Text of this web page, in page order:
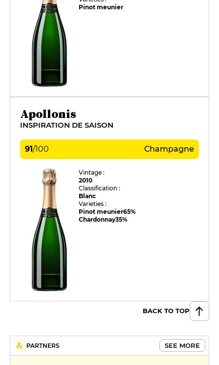
Pinot meunier
Apollonis
INSPIRATION DE SAISON
91/100 Champagne
Vintage :
2010
Classification :
Blanc
Varieties :
Pinot meunier65%
Chardonnay35%
BACK TO TOP
PARTNERS SEE MORE